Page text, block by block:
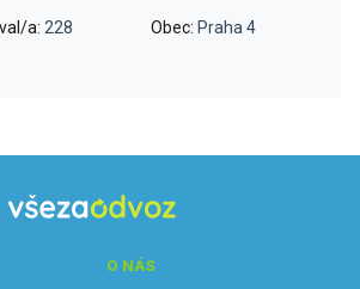
a: 228 Obec: Praha 4
O NÁS